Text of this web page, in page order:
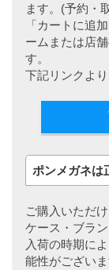
ます。(予約・
「カートに追
ームまたは店
す。
下記リンクよ
ポンメガネは
ご購入いただ
ケース・ブラ
入荷の時期に
能性がござい